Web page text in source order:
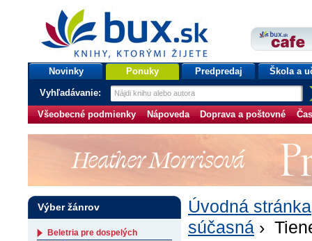
bux.sk
knihy, ktorými žijete
Úvodná stránka
Novinky Ponuky Predpredaj Škola a
Vyhľadávanie:
Všeobecné podmienky Nápoveda Doprava a poštovné
Úvodná stránka
súčasná ›
Výber žánrov
Beletria pre dospelých